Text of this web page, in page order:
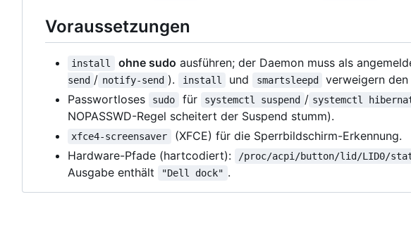
Voraussetzungen
install ohne sudo ausführen; der Daemon muss als
send / notify-send ). install und smartsleepd
verweigern
Passwortloses
sudo für systemctl suspend / systemctl
NOPASSWD-Regel scheitert der Suspend stumm).
xfce4-screensaver
(XFCE) für die Sperrbildschirm-Erkennung.
Hardware-Pfade (hartcodiert):
/proc/acpi/button/lid/LID0/
Ausgabe enthält
"Dell dock" .